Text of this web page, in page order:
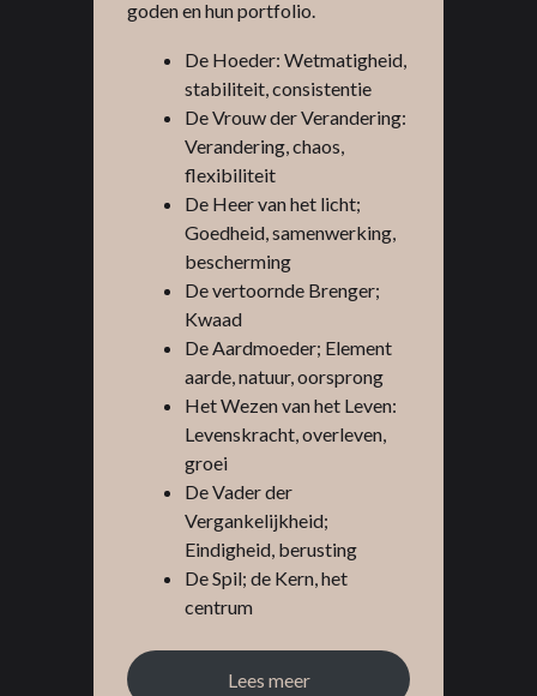
goden en hun portfolio.
De Hoeder: Wetmatigheid,
stabiliteit, consistentie
De Vrouw der Verandering:
Verandering, chaos,
flexibiliteit
De Heer van het licht;
Goedheid, samenwerking,
bescherming
De vertoornde Brenger;
Kwaad
De Aardmoeder; Element
aarde, natuur, oorsprong
Het Wezen van het Leven:
Levenskracht, overleven,
groei
De Vader der
Vergankelijkheid;
Eindigheid, berusting
De Spil; de Kern, het
centrum
Lees meer